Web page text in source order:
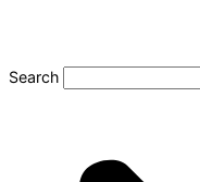
Search